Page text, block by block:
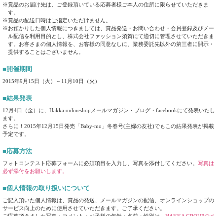
※賞品のお届け先は、ご登録頂いている応募者様ご本人の住所に限らせていただきま
す。
※賞品の配送日時はご指定いただけません。
※お預かりした個人情報につきましては、賞品発送・お問い合わせ・会員登録及びメー
ル配信を利用目的とし、株式会社ファッション須賀にて適切に管理させていただきま
す。お客さまの個人情報を、お客様の同意なしに、業務委託先以外の第三者に開示・
提供することはございません。
■開催期間
2015年9月15日（火）～11月10日（火）
■結果発表
12月4日（金）に、Hakka onlineshopメールマガジン・ブログ・facebookにて発表いたし
ます。
さらに！2015年12月15日発売「Baby-mo」冬春号(主婦の友社)でもこの結果発表が掲載
予定です。
■応募方法
フォトコンテスト応募フォームに必須項目を入力し、写真を添付してください。 写真は
必ず添付をお願いします。
■個人情報の取り扱いについて
ご記入頂いた個人情報は、賞品の発送、メールマガジンの配信、オンラインショップの
サービス向上のために使用させていただきます。ご了承ください。